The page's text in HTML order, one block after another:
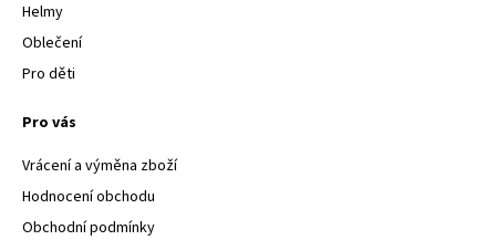
Helmy
Oblečení
Pro děti
Pro vás
Vrácení a výměna zboží
Hodnocení obchodu
Obchodní podmínky